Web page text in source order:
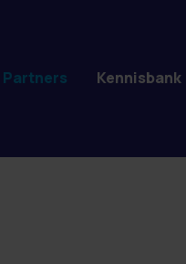
Partners Kennisbank